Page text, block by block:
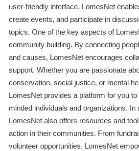
user-friendly interface, LomesNet
create events, and participate in
topics. One of the key aspects of
community building. By connecting
and causes, LomesNet encourages
support. Whether you are passionate
conservation, social justice, or mental
LomesNet provides a platform for you
minded individuals and organizations. In
LomesNet also offers resources and
action in their communities. From
volunteer opportunities, LomesNet